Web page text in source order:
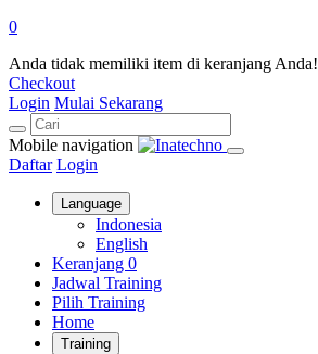
0
Anda tidak memiliki item di keranjang Anda!
Checkout
Login Mulai Sekarang
Mobile navigation
Daftar Login
Language
Indonesia
English
Keranjang 0
Jadwal Training
Pilih Training
Home
Training